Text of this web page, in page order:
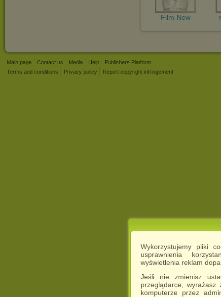
Wykorzystujemy pliki
usprawnienia
wyświetlenia reklam
Jeśli nie zmienisz
przeglądarce,
komputerze przez
Film-New
Main page Contact us Media Help
Publishers Platform
Terms and conditions
Privacy policy Report copyright infringement